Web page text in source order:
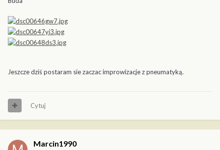
Jeszcze dziś postaram sie zaczac improwizacje z pneumatyką.
Cytuj
Marcin1990